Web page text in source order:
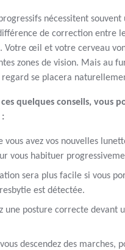
nécessitent
de correction entre
Votre œil et votre cerveau
zones de vision. Mais au
regard se placera
ces quelques conseils, vous
:
vous avez vos nouvelles
vous habituer
sera plus facile si vous
est détectée.
une posture correcte devant
descendez des marches,